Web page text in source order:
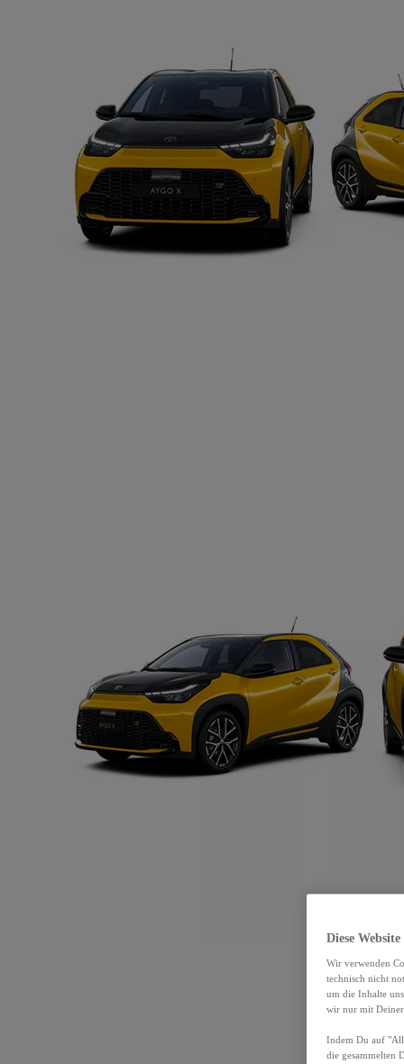
Diese
Wir verwenden
technisch nicht
um die Inhalte
wir nur mit
Indem Du auf
die gesammelten